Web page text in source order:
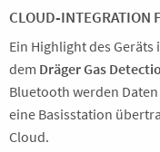
CLOUD‑INTEGRATION
Ein Highlight des
dem Dräger Gas
Bluetooth werden
eine Basisstation
Cloud.